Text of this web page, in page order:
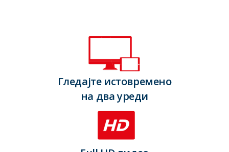
Гледајте истовремено
на два уреди